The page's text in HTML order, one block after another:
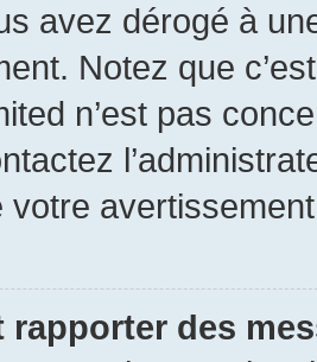
avez dérogé à
Notez que
n’est pas
votre
rapporter des